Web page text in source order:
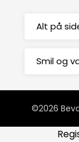
Alt på
Smil og
©2026